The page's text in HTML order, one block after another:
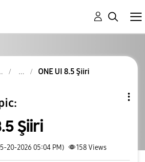
ONE UI 8.5 Şiiri
Şiiri
20-2026 05:04 PM) 158Views